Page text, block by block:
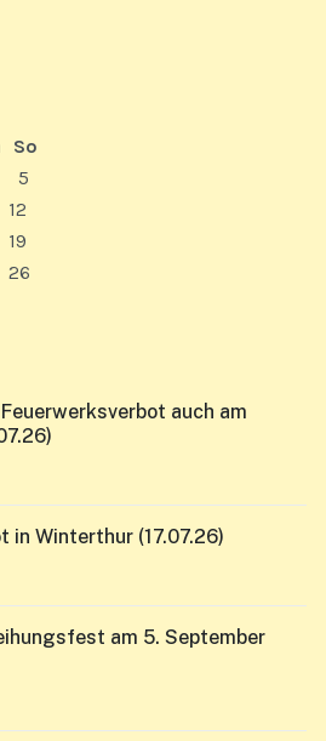
So
5
12
19
26
auch am
in Winterthur (17.07.26)
am 5. September